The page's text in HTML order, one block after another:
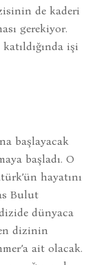
de kaderi
gerekiyor.
işi
başlayacak
başladı. O
hayatını
Bulut
dünyaca
dizinin
ait olacak.